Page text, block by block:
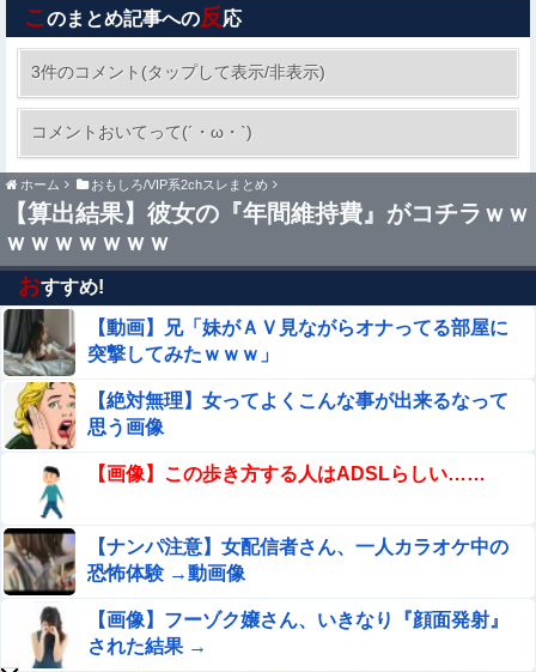
【画像】 吉川愛さん(26)、縛られてムチムチお乳が強調さ
れてしまう
｢乃木坂あそぶだけ 1万円で遊ぼう！｣ 後編公
開！！！【乃木坂46】
【動画】 ”別れさせ屋” のセ○クス、凄すぎるｗｗｗ そり
ゃ肉便器に堕ちるわｗｗｗ
らｗｗｗｗｗｗｗｗｗｗｗｗｗｗｗｗｗｗ
【画像】 美少女「女性の皆さんへ。パンツを履かずにを履
いてみてください」
【驚愕】ピンサ□で５分で出したら店長来て無事死亡ｗｗ
ｗｗｗｗｗｗｗｗｗｗｗｗ
【ウマ娘】美浦寮が主催する納涼夏祭りで各ウマ娘が
出しそうな催し物
【シャニマス】髪下ろし水着ちょこ先輩がエ〇チすぎる
【悲報】 ナイトレイン、利敵行為がブームになる
このまとめ記事への反応
3件のコメント(タップして表示/非表示)
コメントおいてって(´・ω・`)
ホーム おもしろ/VIP系2chスレまとめ
【算出結果】彼女の『年間維持費』がコチラｗｗ
ｗｗｗｗｗｗｗ
おすすめ!
【動画】兄「妹がＡＶ見ながらオナってる部屋に
突撃してみたｗｗｗ」
【絶対無理】女ってよくこんな事が出来るなって
思う画像
【画像】この歩き方する人はADSLらしい……
【ナンパ注意】女配信者さん、一人カラオケ中の
恐怖体験 →動画像
【画像】フーゾク嬢さん、いきなり『顔面発射』
された結果 →